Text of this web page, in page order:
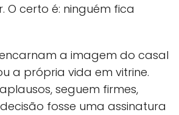
O certo é: ninguém fica
a imagem do casal
a própria vida em vitrine.
seguem firmes,
fosse uma assinatura